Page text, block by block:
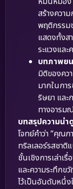
สร้างควา
พฤติกรรม
แสดงทั้งส
ระแวงและ
บทภาพย
มิติของคว
มากในกา
ริษยา และ
ทางอารม
บทสรุปความน่า
โจทย์คำว่า “คุณ
ทริลเลอร์รสชา
ชั้นเชิงการเล่า
และความระทึก
ไว้เป็นอันดับหนึ่ง